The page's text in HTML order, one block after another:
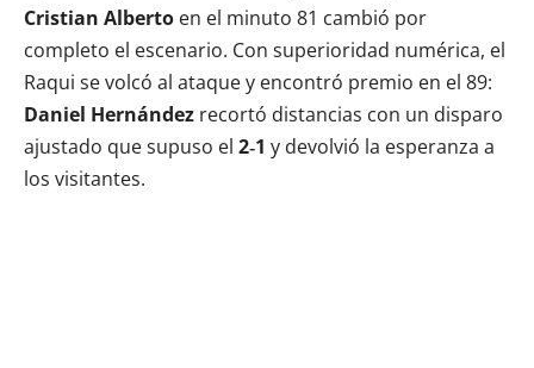
Cristian Alberto en el minuto 81 cambió por
completo el escenario. Con superioridad numérica, el
Raqui se volcó al ataque y encontró premio en el 89:
Daniel Hernández recortó distancias con un disparo
ajustado que supuso el 2‑1 y devolvió la esperanza a
los visitantes.